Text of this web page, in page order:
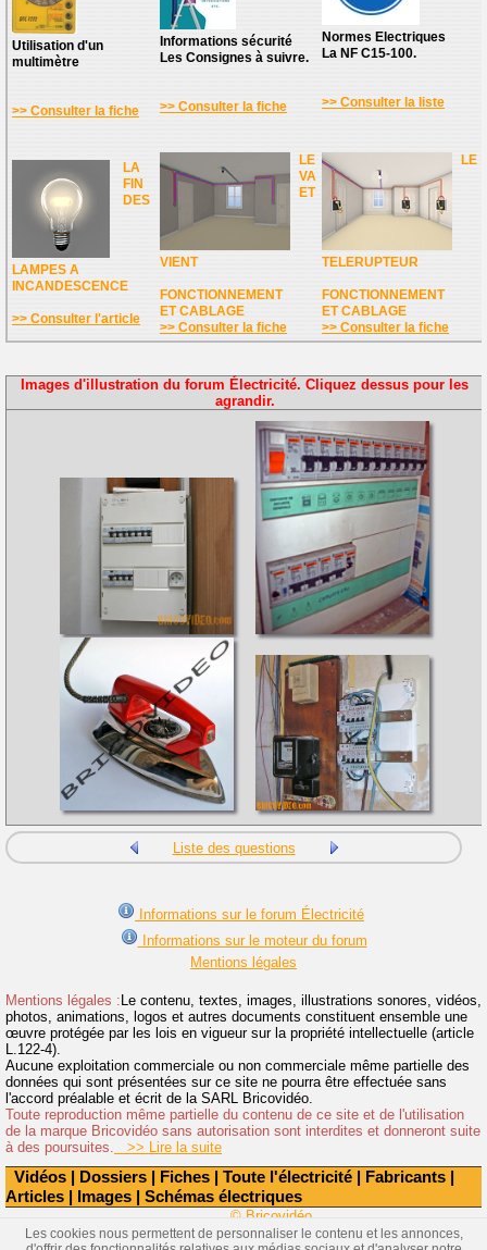
Vidéos | Dossiers | Fiches | Toute l'électricité | Fabricants |
Articles | Images | Schémas électriques
Utilisation d'un
multimètre
>> Consulter la fiche
Informations sécurité
Les Consignes à suivre.
>> Consulter la fiche
Normes Electriques
La NF C15-100.
>> Consulter la liste
LA
FIN
DES
LAMPES A
INCANDESCENCE
>> Consulter l'article
LE
VA
ET
VIENT
FONCTIONNEMENT
ET CABLAGE
>> Consulter la fiche
LE
TELERUPTEUR
FONCTIONNEMENT
ET CABLAGE
>> Consulter la fiche
Images d'illustration du forum Électricité. Cliquez dessus pour les
agrandir.
Liste des questions
Informations sur le forum Électricité
Informations sur le moteur du forum
Mentions légales
Mentions légales : Le contenu, textes, images, illustrations sonores, vidéos,
photos, animations, logos et autres documents constituent ensemble une
œuvre protégée par les lois en vigueur sur la propriété intellectuelle (article
L.122-4).
Aucune exploitation commerciale ou non commerciale même partielle des
données qui sont présentées sur ce site ne pourra être effectuée sans
l'accord préalable et écrit de la SARL Bricovidéo.
Toute reproduction même partielle du contenu de ce site et de l'utilisation
de la marque Bricovidéo sans autorisation sont interdites et donneront suite
à des poursuites.
>> Lire la suite
© Bricovidéo
Les cookies nous permettent de personnaliser le contenu et les annonces,